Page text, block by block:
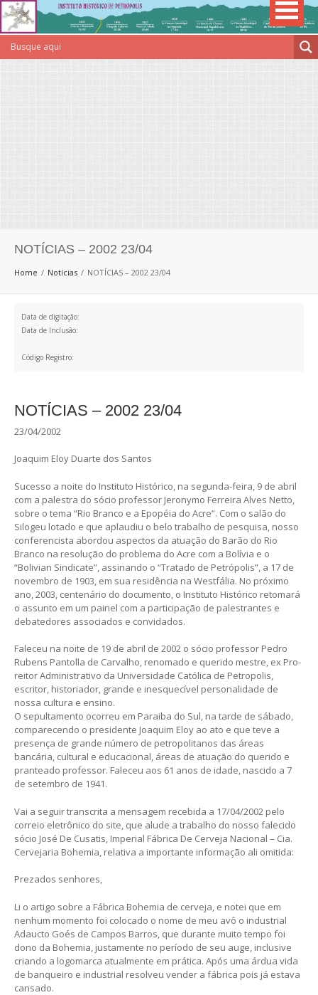
NOTÍCIAS – 2002 23/04
Home Notícias NOTÍCIAS – 2002 23/04
Data de digitação:
Data de Inclusão:
Código Registro:
NOTÍCIAS – 2002 23/04
23/04/2002
Joaquim Eloy Duarte dos Santos
Sucesso a noite do Instituto Histórico, na segunda-feira, 9 de abril
com a palestra do sócio professor Jeronymo Ferreira Alves Netto,
sobre o tema “Rio Branco e a Epopéia do Acre”. Com o salão do
Silogeu lotado e que aplaudiu o belo trabalho de pesquisa, nosso
conferencista abordou aspectos da atuação do Barão do Rio
Branco na resolução do problema do Acre com a Bolívia e o
“Bolivian Sindicate”, assinando o “Tratado de Petrópolis”, a 17 de
novembro de 1903, em sua residência na Westfália. No próximo
ano, 2003, centenário do documento, o Instituto Histórico retomará
o assunto em um painel com a participação de palestrantes e
debatedores associados e convidados.
Faleceu na noite de 19 de abril de 2002 o sócio professor Pedro
Rubens Pantolla de Carvalho, renomado e querido mestre, ex Pro-
reitor Administrativo da Universidade Católica de Petropolis,
escritor, historiador, grande e inesquecível personalidade de
nossa cultura e ensino.
O sepultamento ocorreu em Paraiba do Sul, na tarde de sábado,
comparecendo o presidente Joaquim Eloy ao ato e que teve a
presença de grande número de petropolitanos das áreas
bancária, cultural e educacional, áreas de atuação do querido e
pranteado professor. Faleceu aos 61 anos de idade, nascido a 7
de setembro de 1941.
Vai a seguir transcrita a mensagem recebida a 17/04/2002 pelo
correio eletrônico do site, que alude a trabalho do nosso falecido
sócio José De Cusatis, Imperial Fábrica De Cerveja Nacional – Cia.
Cervejaria Bohemia, relativa a importante informação ali omitida:
Prezados senhores,
Li o artigo sobre a Fábrica Bohemia de cerveja, e notei que em
nenhum momento foi colocado o nome de meu avô o industrial
Adaucto Goés de Campos Barros, que durante muito tempo foi
dono da Bohemia, justamente no período de seu auge, inclusive
criando a logomarca atualmente em prática. Após uma árdua vida
de banqueiro e industrial resolveu vender a fábrica pois já estava
cansado.